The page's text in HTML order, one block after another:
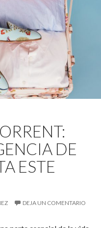
DE
ESTE
DEJA UN COMENTARIO